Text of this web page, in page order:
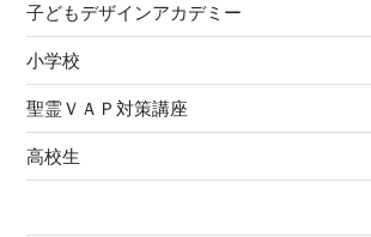
子どもデザインアカデミー
小学校
聖霊ＶＡＰ対策講座
高校生